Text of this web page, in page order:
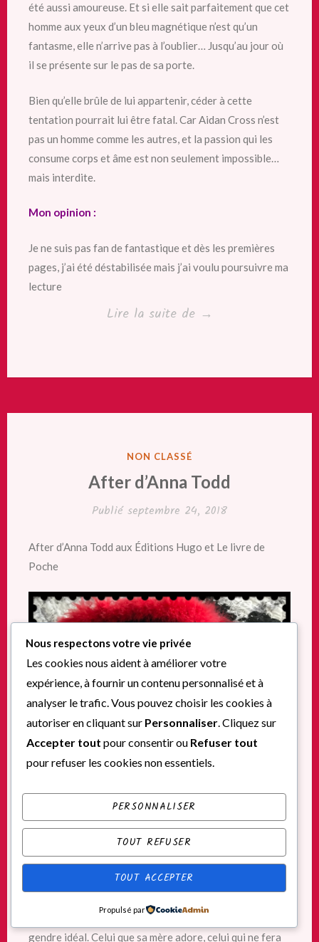
été aussi amoureuse. Et si elle sait parfaitement que cet
homme aux yeux d’un bleu magnétique n’est qu’un
fantasme, elle n’arrive pas à l’oublier… Jusqu’au jour où
il se présente sur le pas de sa porte.
Bien qu’elle brûle de lui appartenir, céder à cette
tentation pourrait lui être fatal. Car Aidan Cross n’est
pas un homme comme les autres, et la passion qui les
consume corps et âme est non seulement impossible…
mais interdite.
Mon opinion :
Je ne suis pas fan de fantastique et dès les premières
pages, j’ai été déstabilisée mais j’ai voulu poursuivre ma
lecture
Lire la suite de « La
appartient
Day »
→
PUBLIÉ
DANS
NON CLASSÉ
After d’Anna Todd
Publié septembre 24, 2018
After d’Anna Todd aux Éditions Hugo et Le livre de
Poche
Synopsis :
réservée. Elle contrôle sa vie. Son petit ami Noah est le
gendre idéal. Celui que sa mère adore, celui qui ne fera
Nous respectons votre vie privée
Les cookies nous aident à améliorer votre
expérience, à fournir un contenu personnalisé et à
analyser le trafic. Vous pouvez choisir les cookies à
autoriser en cliquant sur Personnaliser . Cliquez sur
Accepter tout pour consentir ou Refuser tout
pour refuser les cookies non essentiels.
PERSONNALISER
TOUT REFUSER
TOUT ACCEPTER
Propulsé par